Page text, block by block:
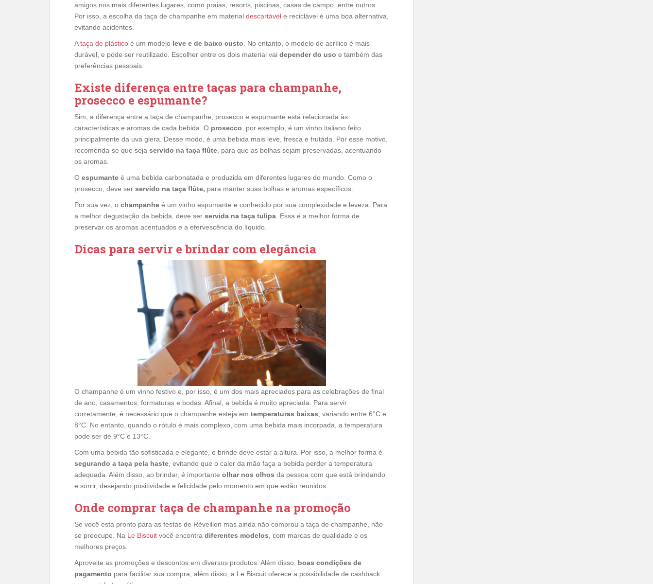
amigos nos mais diferentes lugares, como praias, resorts, piscinas, casas de campo, entre outros.
Por isso, a escolha da taça de champanhe em material descartável e reciclável é uma boa alternativa,
evitando acidentes.
Ataça de plástico é um modelo leve e de baixo custo . No entanto, o modelo de acrílico é mais
durável, e pode ser reutilizado. Escolher entre os dois material vai depender do uso e também das
preferências pessoais.
Existe diferença entre taças para champanhe,
prosecco e espumante?
Sim, a diferença entre a taça de champanhe, prosecco e espumante está relacionada às
características e aromas de cada bebida. O prosecco , por exemplo, é um vinho italiano feito
principalmente da uva glera. Desse modo, é uma bebida mais leve, fresca e frutada. Por esse motivo,
recomenda-se que seja servido na taça flûte , para que as bolhas sejam preservadas, acentuando
os aromas.
O espumante é uma bebida carbonatada e produzida em diferentes lugares do mundo. Como o
prosecco, deve ser servido na taça flûte, para manter suas bolhas e aromas específicos.
Por sua vez, o champanhe é um vinho espumante e conhecido por sua complexidade e leveza. Para
a melhor degustação da bebida, deve ser servida na taça tulipa . Essa é a melhor forma de
preservar os aromas acentuados e a efervescência do líquido.
Dicas para servir e brindar com elegância
O champanhe é um vinho festivo e, por isso, é um dos mais apreciados para as celebrações de final
de ano, casamentos, formaturas e bodas. Afinal, a bebida é muito apreciada. Para servir
corretamente, é necessário que o champanhe esteja em temperaturas baixas , variando entre 6°C e
8°C. No entanto, quando o rótulo é mais complexo, com uma bebida mais incorpada, a temperatura
pode ser de 9°C e 13°C.
Com uma bebida tão sofisticada e elegante, o brinde deve estar a altura. Por isso, a melhor forma é
segurando a taça pela haste , evitando que o calor da mão faça a bebida perder a temperatura
adequada. Além disso, ao brindar, é importante olhar nos olhos da pessoa com que está brindando
e sorrir, desejando positividade e felicidade pelo momento em que estão reunidos.
Onde comprar taça de champanhe na promoção
Se você está pronto para as festas de Rèveillon mas ainda não comprou a taça de champanhe, não
se preocupe. Na Le Biscuit você encontra diferentes modelos , com marcas de qualidade e os
melhores preços.
Aproveite as promoções e descontos em diversos produtos. Além disso, boas condições de
pagamento para facilitar sua compra, além disso, a Le Biscuit oferece a possibilidade de cashback